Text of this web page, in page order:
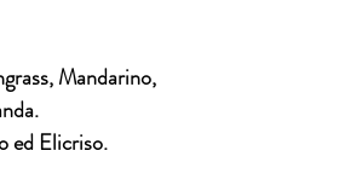
Mandarino,
ed Elicriso.